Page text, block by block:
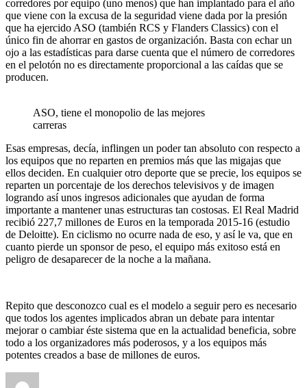
corredores por equipo (uno menos) que han implantado para el año
que viene con la excusa de la seguridad viene dada por la presión
que ha ejercido ASO (también RCS y Flanders Classics) con el
único fin de ahorrar en gastos de organización. Basta con echar un
ojo a las estadísticas para darse cuenta que el número de corredores
en el pelotón no es directamente proporcional a las caídas que se
producen.
ASO, tiene el monopolio de las mejores
carreras
Esas empresas, decía, inflingen un poder tan absoluto con respecto a
los equipos que no reparten en premios más que las migajas que
ellos deciden. En cualquier otro deporte que se precie, los equipos se
reparten un porcentaje de los derechos televisivos y de imagen
logrando así unos ingresos adicionales que ayudan de forma
importante a mantener unas estructuras tan costosas. El Real Madrid
recibió 227,7 millones de Euros en la temporada 2015-16 (estudio
de Deloitte). En ciclismo no ocurre nada de eso, y así le va, que en
cuanto pierde un sponsor de peso, el equipo más exitoso está en
peligro de desaparecer de la noche a la mañana.
Repito que desconozco cual es el modelo a seguir pero es necesario
que todos los agentes implicados abran un debate para intentar
mejorar o cambiar éste sistema que en la actualidad beneficia, sobre
todo a los organizadores más poderosos, y a los equipos más
potentes creados a base de millones de euros.